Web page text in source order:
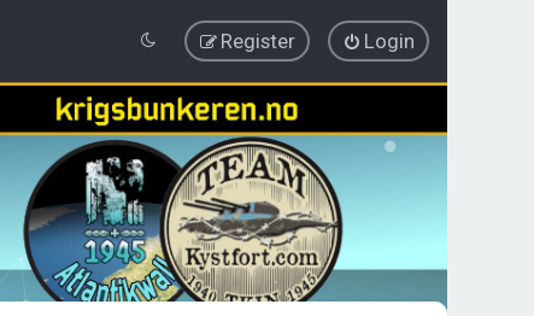
Login
Register